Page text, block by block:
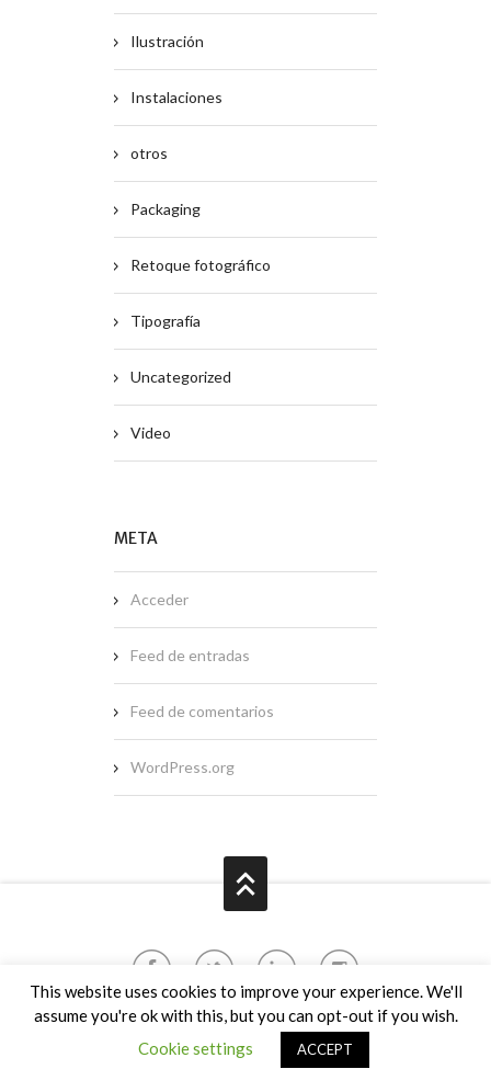
Ilustración
Instalaciones
otros
Packaging
Retoque fotográfico
Tipografía
Uncategorized
Video
META
Acceder
Feed de entradas
Feed de comentarios
WordPress.org
2016 © Srta. Do. All rights reserved.
This website uses cookies to improve your experience. We'll
assume you're ok with this, but you can opt-out if you wish.
Cookie settings
ACCEPT